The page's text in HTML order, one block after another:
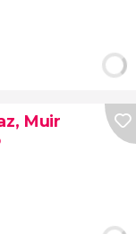
Muir